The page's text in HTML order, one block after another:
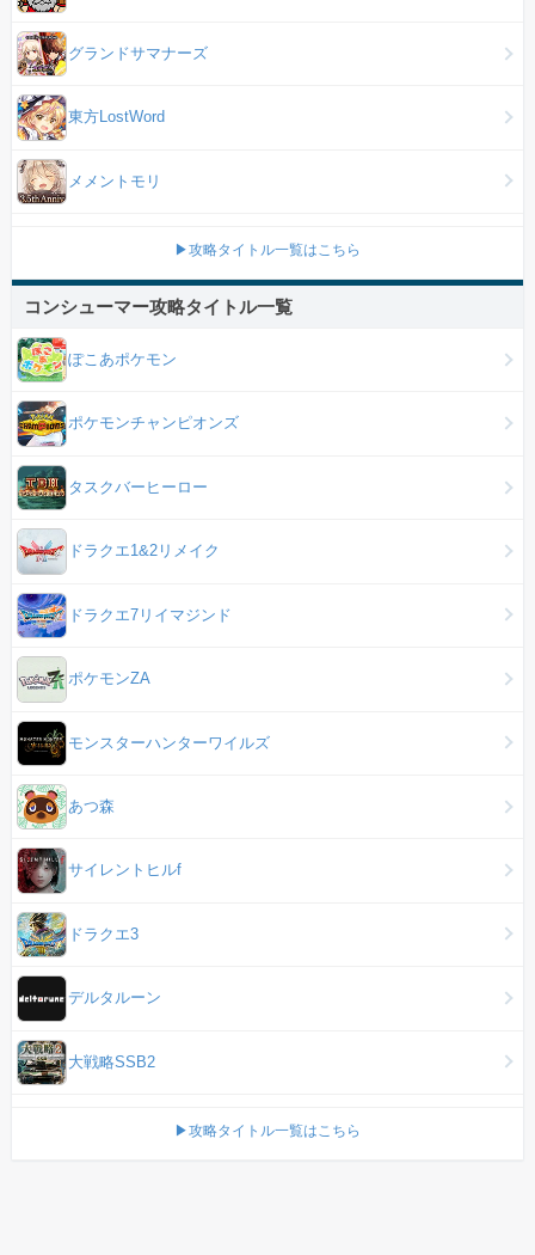
グランドサマナーズ
東方LostWord
メメントモリ
▶攻略タイトル一覧はこちら
コンシューマー攻略タイトル一覧
ぽこあポケモン
ポケモンチャンピオンズ
タスクバーヒーロー
ドラクエ1&2リメイク
ドラクエ7リイマジンド
ポケモンZA
モンスターハンターワイルズ
あつ森
サイレントヒルf
ドラクエ3
デルタルーン
大戦略SSB2
▶攻略タイトル一覧はこちら